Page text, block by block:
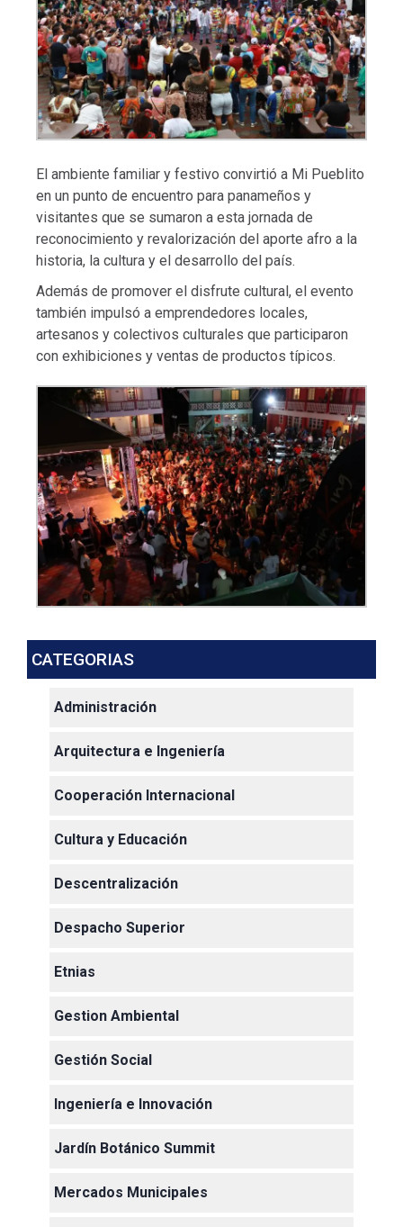
El ambiente familiar y festivo convirtió a Mi Pueblito
en un punto de encuentro para panameños y
visitantes que se sumaron a esta jornada de
reconocimiento y revalorización del aporte afro a la
historia, la cultura y el desarrollo del país.
Además de promover el disfrute cultural, el evento
también impulsó a emprendedores locales,
artesanos y colectivos culturales que participaron
con exhibiciones y ventas de productos típicos.
CATEGORIAS
Administración
Arquitectura e Ingeniería
Cooperación Internacional
Cultura y Educación
Descentralización
Despacho Superior
Etnias
Gestion Ambiental
Gestión Social
Ingeniería e Innovación
Jardín Botánico Summit
Mercados Municipales